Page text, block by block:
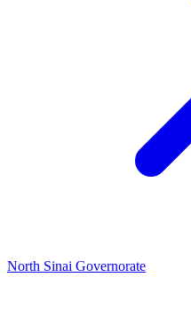
North Sinai Governorate